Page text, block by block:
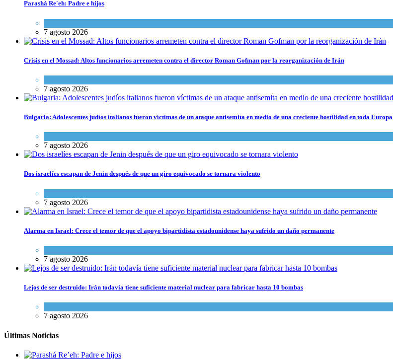
Parashá Re'eh: Padre e hijos
7 agosto 2026
Crisis en el Mossad: Altos funcionarios arremeten contra el director Roman Gofman por la reorganización de Irán
7 agosto 2026
Bulgaria: Adolescentes judíos italianos fueron víctimas de un ataque antisemita en medio de una creciente hostilidad en toda Europa
7 agosto 2026
Dos israelíes escapan de Jenin después de que un giro equivocado se tornara violento
7 agosto 2026
Alarma en Israel: Crece el temor de que el apoyo bipartidista estadounidense haya sufrido un daño permanente
7 agosto 2026
Lejos de ser destruido: Irán todavía tiene suficiente material nuclear para fabricar hasta 10 bombas
7 agosto 2026
Últimas Noticias